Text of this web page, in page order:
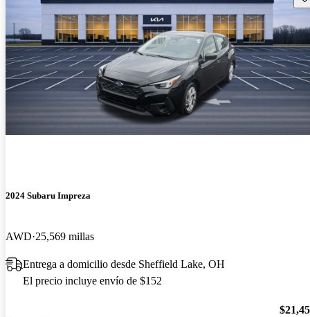
2024 Subaru Impreza
AWD 25,569 millas
Entrega a domicilio desde Sheffield Lake, OH
El precio incluye envío de $152